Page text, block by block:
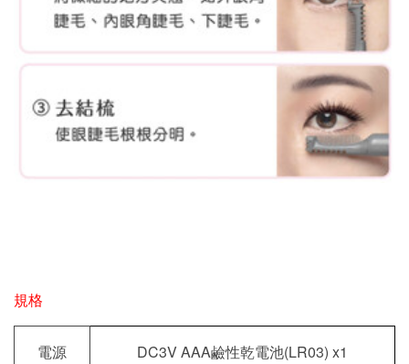
規格
電源 DC3V AAA鹼性乾電池(LR03) x1